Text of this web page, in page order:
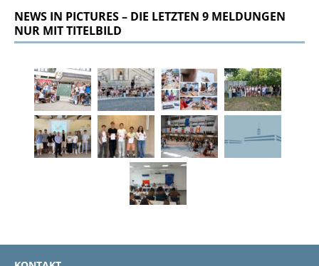
NEWS IN PICTURES – DIE LETZTEN 9 MELDUNGEN
NUR MIT TITELBILD